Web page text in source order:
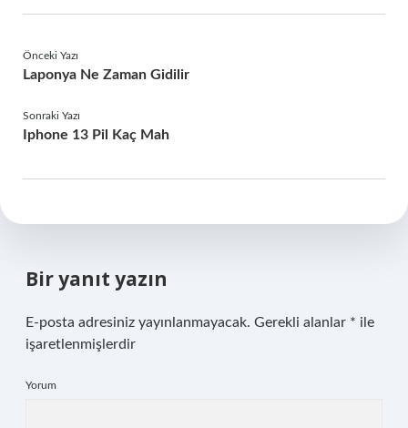
Önceki Yazı
Laponya Ne Zaman Gidilir
Sonraki Yazı
Iphone 13 Pil Kaç Mah
Bir yanıt yazın
E-posta adresiniz yayınlanmayacak. Gerekli alanlar * ile
işaretlenmişlerdir
Yorum